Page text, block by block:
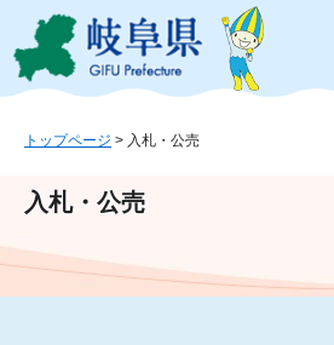
ジ
ュ
文
このページの本文へ
トップページ > 入札・公売
入札・公売